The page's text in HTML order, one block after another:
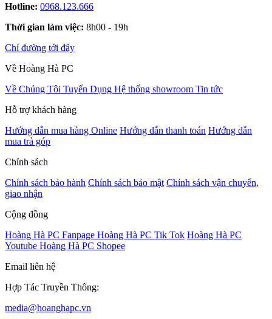
Hotline: 0968.123.666
Thời gian làm việc: 8h00 - 19h
Chỉ đường tới đây
Về Hoàng Hà PC
Về Chúng Tôi Tuyển Dụng Hệ thống showroom Tin tức
Hỗ trợ khách hàng
Hướng dẫn mua hàng Online Hướng dẫn thanh toán Hướng dẫn
mua trả góp
Chính sách
Chính sách bảo hành Chính sách bảo mật Chính sách vận chuyển,
giao nhận
Cộng đồng
Hoàng Hà PC Fanpage Hoàng Hà PC Tik Tok Hoàng Hà PC
Youtube Hoàng Hà PC Shopee
Email liên hệ
Hợp Tác Truyền Thông:
media@hoanghapc.vn